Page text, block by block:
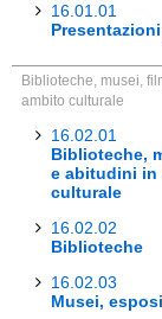
16.01.01
Biblioteche, musei,
ambito culturale
16.02.01
Biblioteche,
e abitudini in
culturale
16.02.02
Biblioteche
16.02.03
Musei,